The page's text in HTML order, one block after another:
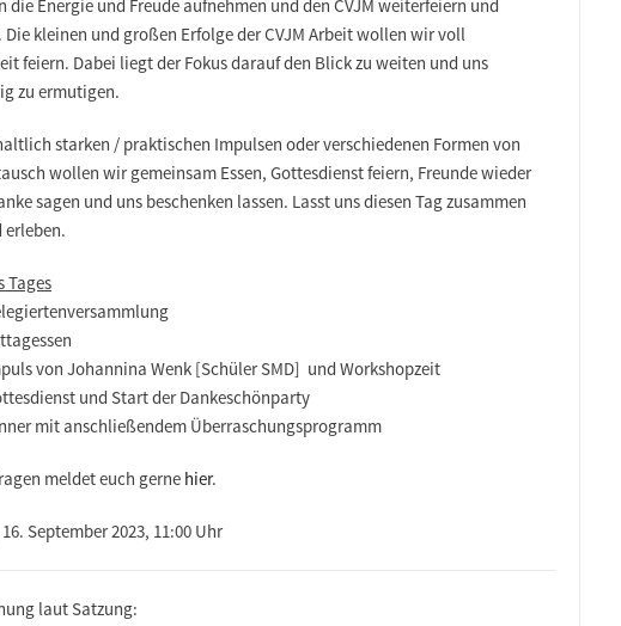
die Energie und Freude aufnehmen und den CVJM weiterfeiern und
Die kleinen und großen Erfolge der CVJM Arbeit wollen wir voll
feiern. Dabei liegt der Fokus darauf den Blick zu weiten und uns
zu ermutigen.
starken / praktischen Impulsen oder verschiedenen Formen von
wollen wir gemeinsam Essen, Gottesdienst feiern, Freunde wieder
sagen und uns beschenken lassen. Lasst uns diesen Tag zusammen
erleben.
Tages
von Johannina Wenk [Schüler SMD] und Workshopzeit
und Start der Dankeschönparty
mit anschließendem Überraschungsprogramm
meldet euch gerne hier.
September 2023, 11:00 Uhr
laut Satzung: